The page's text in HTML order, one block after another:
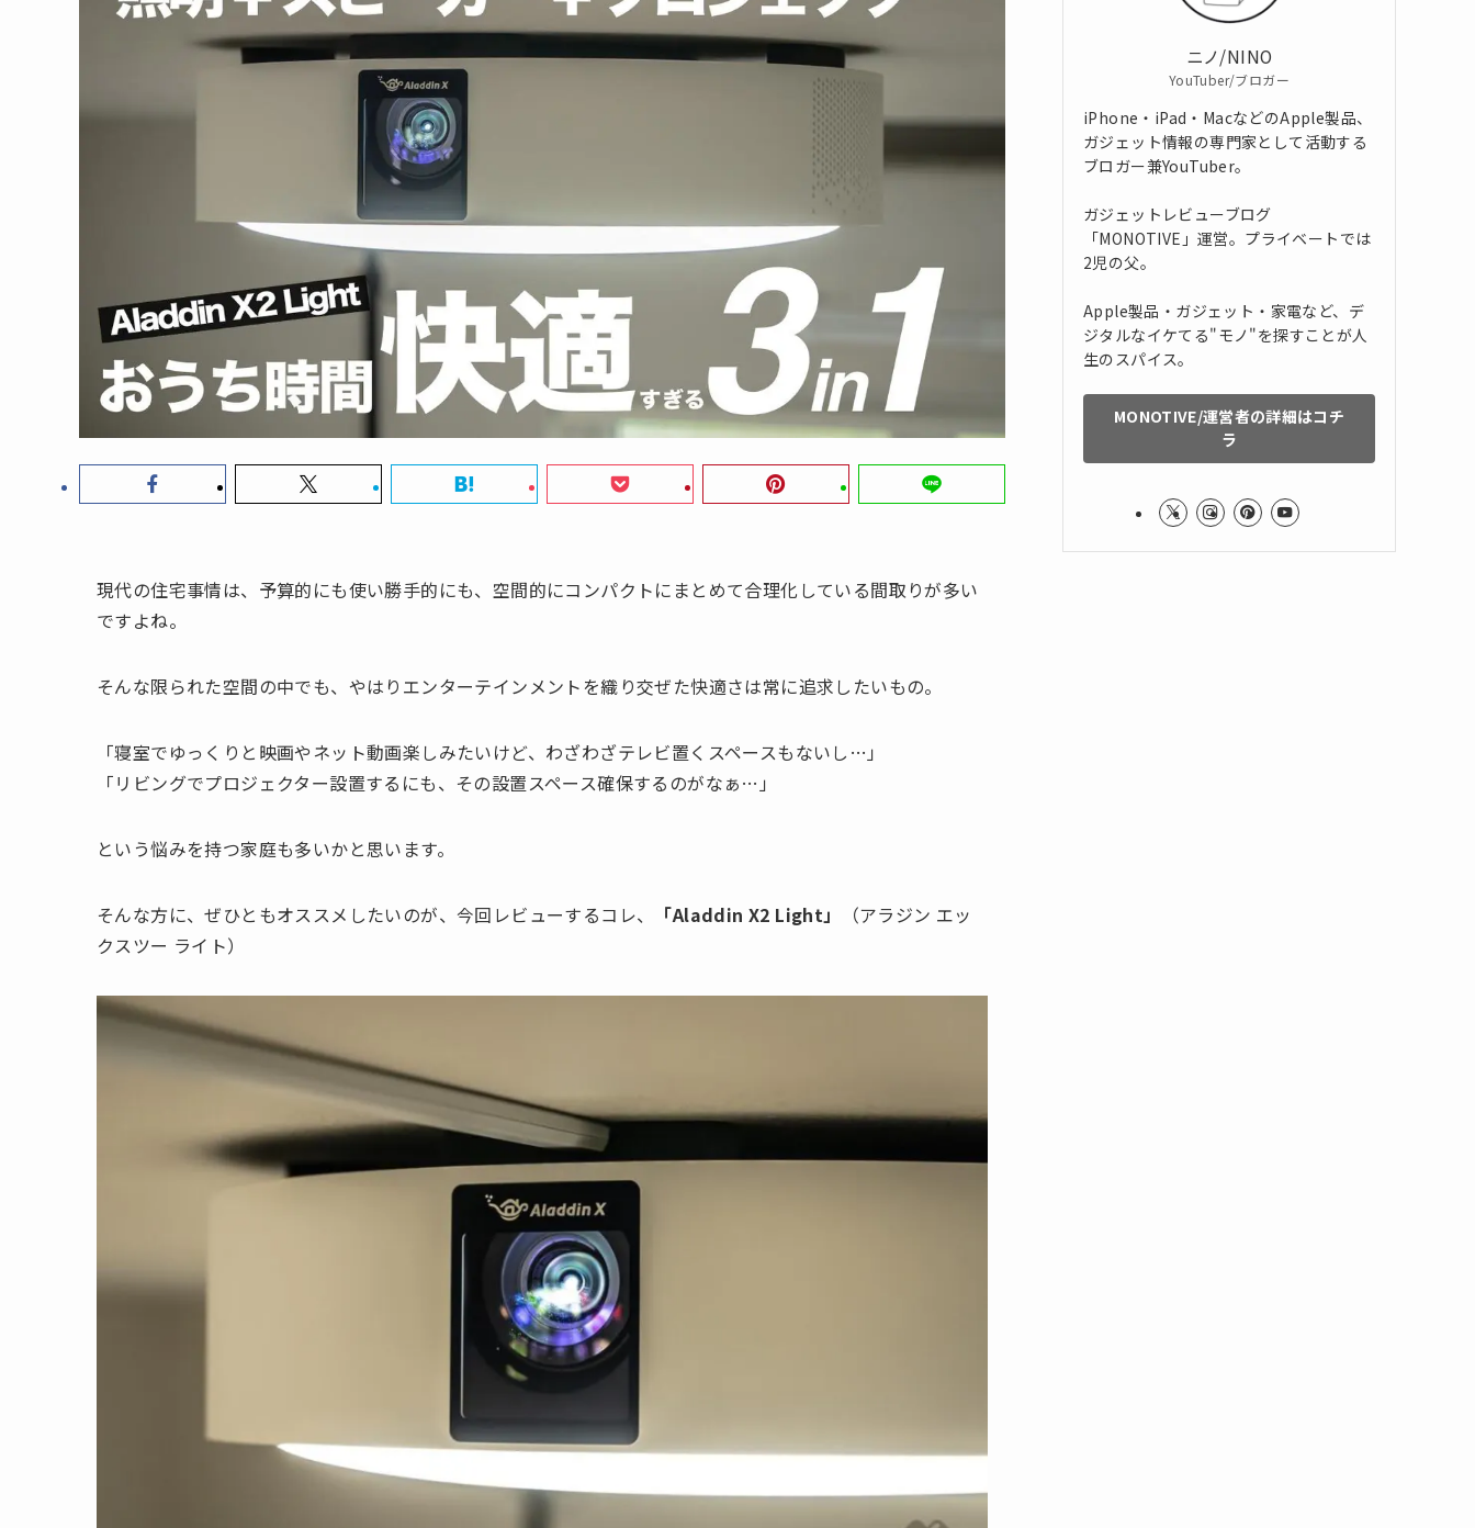
現代の住宅事情は、予算的にも使い勝手的にも、空間的にコンパクトにまとめて合理化している間取りが多い
ですよね。
そんな限られた空間の中でも、やはりエンターテインメントを織り交ぜた快適さは常に追求したいもの。
「寝室でゆっくりと映画やネット動画楽しみたいけど、わざわざテレビ置くスペースもないし…」
「リビングでプロジェクター設置するにも、その設置スペース確保するのがなぁ…」
という悩みを持つ家庭も多いかと思います。
そんな方に、ぜひともオススメしたいのが、今回レビューするコレ、 「Aladdin X2 Light」
（アラジン エッ
クスツー ライト）
ニノ/NINO
YouTuber/ブロガー
iPhone・iPad・MacなどのApple製品、
ガジェット情報の専門家として活動する
ブロガー兼YouTuber。
ガジェットレビューブログ
「MONOTIVE」運営。プライベートでは
2児の父。
Apple製品・ガジェット・家電など、デ
ジタルなイケてる"モノ"を探すことが人
生のスパイス。
MONOTIVE/運営者の詳細はコチ
ラ